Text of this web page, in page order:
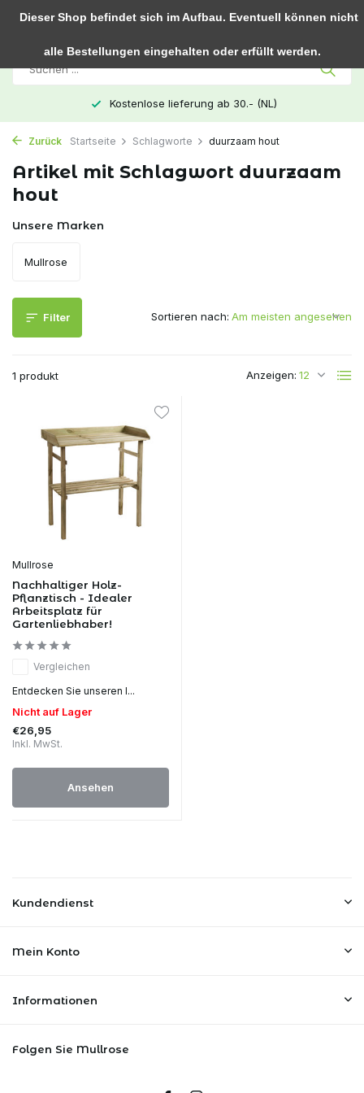
0
Kostenlose lieferung ab 30.- (NL)
Zurück Startseite Schlagworte duurzaam hout
Artikel mit Schlagwort duurzaam
hout
Unsere Marken
Mullrose
Filter
1 produkt Anzeigen:
Sortieren nach:
Mullrose
Nachhaltiger Holz-
Pflanztisch - Idealer
Arbeitsplatz für
Gartenliebhaber!
Vergleichen
Entdecken Sie unseren l...
Nicht auf Lager
€26,95
Inkl. MwSt.
Ansehen
Kundendienst
Mein Konto
Informationen
Folgen Sie Mullrose
Dieser Shop befindet sich im Aufbau. Eventuell können nicht
alle Bestellungen eingehalten oder erfüllt werden.